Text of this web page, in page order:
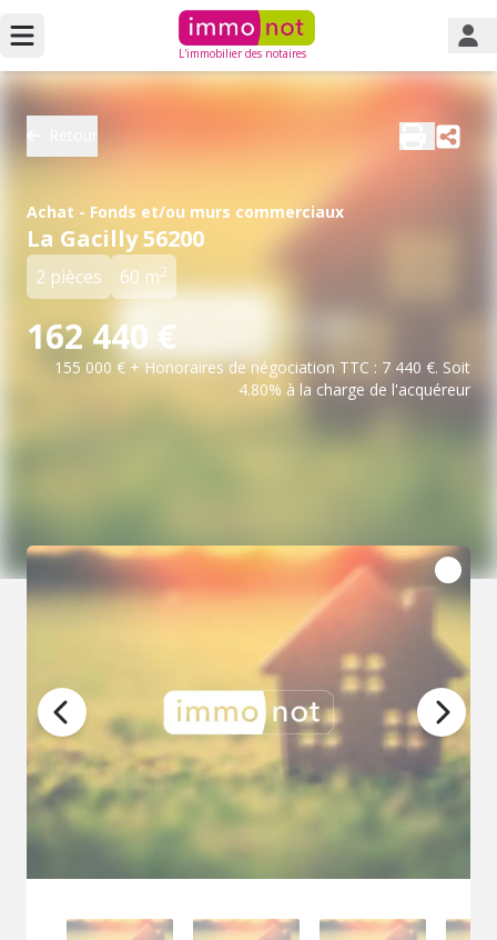
L'immobilier des notaires
Achat - Fonds et/ou murs commerciaux
La Gacilly 56200
2 pièces 60 m2
162 440 €
155 000 € + Honoraires de négociation TTC : 7 440 €. Soit
4.80% à la charge de l'acquéreur